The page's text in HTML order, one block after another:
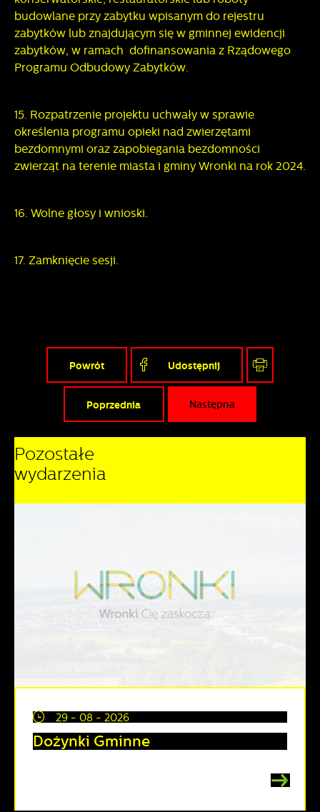
budowlane przy zabytku wpisanym do rejestru
zabytków lub znajdującym się w gminnej ewidencji
zabytków, w ramach dofinansowania z Rządowego
Programu Odbudowy Zabytków.
15. Rozpatrzenie projektu uchwały w sprawie
określenia programu opieki nad zwierzętami
bezdomnymi oraz zapobiegania bezdomności
zwierząt na terenie miasta i gminy Wronki na rok 2024.
16. Wolne głosy i wnioski.
17. Zamknięcie sesji.
Powrót Udostępnij
Poprzednia Następna
Pozostałe
wydarzenia
29 - 08 - 2026
Dożynki Gminne